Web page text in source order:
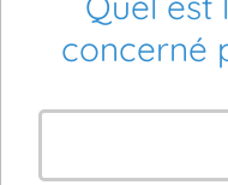
concerné